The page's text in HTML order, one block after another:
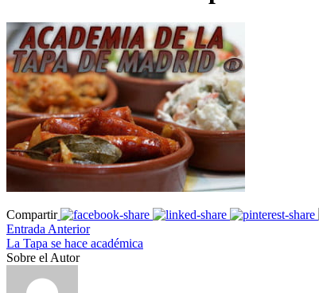
Compartir
Entrada Anterior
La Tapa se hace académica
Sobre el Autor